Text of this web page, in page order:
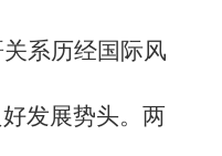
系历经国际风
发展势头。两